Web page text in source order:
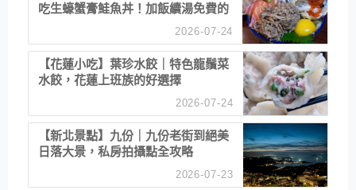
吃生蠔蟹膏鮭魚丼！加飯續湯免費的
2026-07-24
【花蓮小吃】葉珍水餃｜特色龍鬚菜
水餃，花蓮上班族的好選擇
2026-07-24
【新北景點】九份｜九份老街到絕美
日落大景，私房拍攝點全攻略
2026-07-23